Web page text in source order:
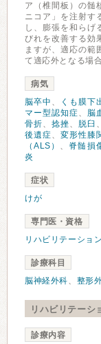
ア（椎間板）の髄
ニコア」を注射す
し、膨張を和らげ
びれを改善する効
ますが、適応の範
て適応外となる場
病気
脳卒中 、 くも膜下
マー型認知症、 脳
骨折、 捻挫、 脱臼 、
後遺症、 変形性膝
（ALS） 、 脊髄損
炎
症状
けが
専門医・資格
リハビリテーショ
診療科目
脳神経外科、 整形
リハビリテーシ
診療内容